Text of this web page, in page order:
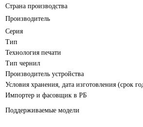
Страна производства
Производитель
Серия
Тип
Технология печати
Тип чернил
Производитель устройства
Условия хранения, дата изготовления (срок
Импортер и фасовщик в РБ
Поддерживаемые модели